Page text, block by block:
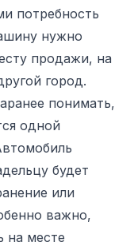
потребность
нужно
продажи, на
город.
понимать,
одной
будет
или
важно,
на месте